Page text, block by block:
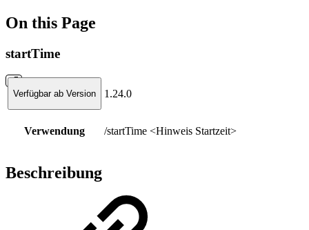
On this Page
startTime
Verfügbar ab Version 1.24.0
Verwendung /startTime <Hinweis Startzeit>
Beschreibung